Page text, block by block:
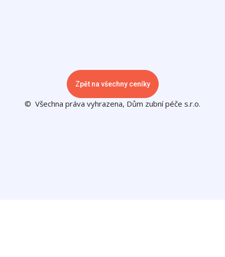
Zpět na všechny ceníky
© Všechna práva vyhrazena, Dům zubní péče s.r.o.